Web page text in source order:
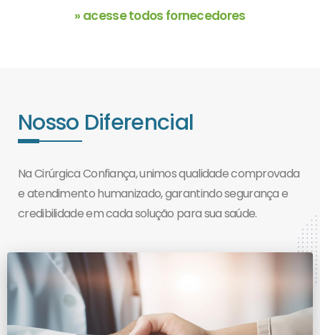
» acesse todos fornecedores
Nosso Diferencial
Na Cirúrgica Confiança, unimos qualidade comprovada
e atendimento humanizado, garantindo segurança e
credibilidade em cada solução para sua saúde.